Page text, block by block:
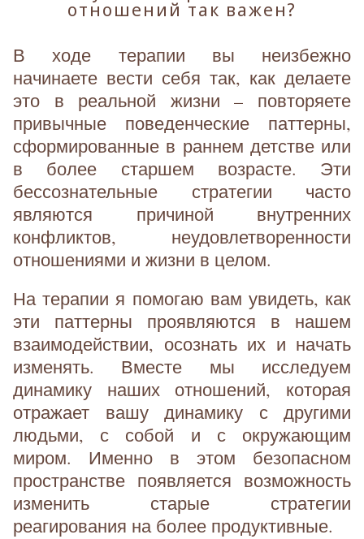
отношений так важен?
В ходе терапии вы неизбежно
начинаете вести себя так, как делаете
это в реальной жизни – повторяете
привычные поведенческие паттерны,
сформированные в раннем детстве или
в более старшем возрасте. Эти
бессознательные стратегии часто
являются причиной внутренних
конфликтов, неудовлетворенности
отношениями и жизни в целом.
На терапии я помогаю вам увидеть, как
эти паттерны проявляются в нашем
взаимодействии, осознать их и начать
изменять. Вместе мы исследуем
динамику наших отношений, которая
отражает вашу динамику с другими
людьми, с собой и с окружающим
миром. Именно в этом безопасном
пространстве появляется возможность
изменить старые стратегии
реагирования на более продуктивные.